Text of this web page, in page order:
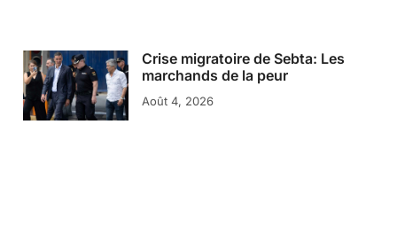
Crise migratoire de Sebta: Les
marchands de la peur
Août 4, 2026